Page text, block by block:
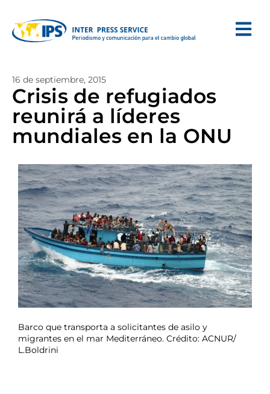
16 de septiembre, 2015
Crisis de refugiados
reunirá a líderes
mundiales en la ONU
Barco que transporta a solicitantes de asilo y
migrantes en el mar Mediterráneo. Crédito: ACNUR/
L.Boldrini